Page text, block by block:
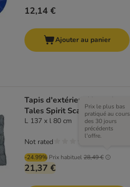
12,14 €
Ajouter au panier
Tapis d'extérieur Nomad
Tales Spirit Scallion
L 137 x l 80 cm
-24.99% Prix habituel28,49 €
Prix le plus bas
pratiqué au cours
des 30 jours
précédents
l'offre.
21,37 €
Not rated